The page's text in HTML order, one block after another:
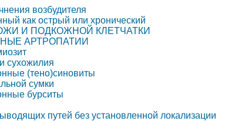
возбудителя
как острый или хронический
И ПОДКОЖНОЙ КЛЕТЧАТКИ
АРТРОПАТИИ
сухожилия
(тено)синовиты
сумки
бурситы
путей без установленной локализации